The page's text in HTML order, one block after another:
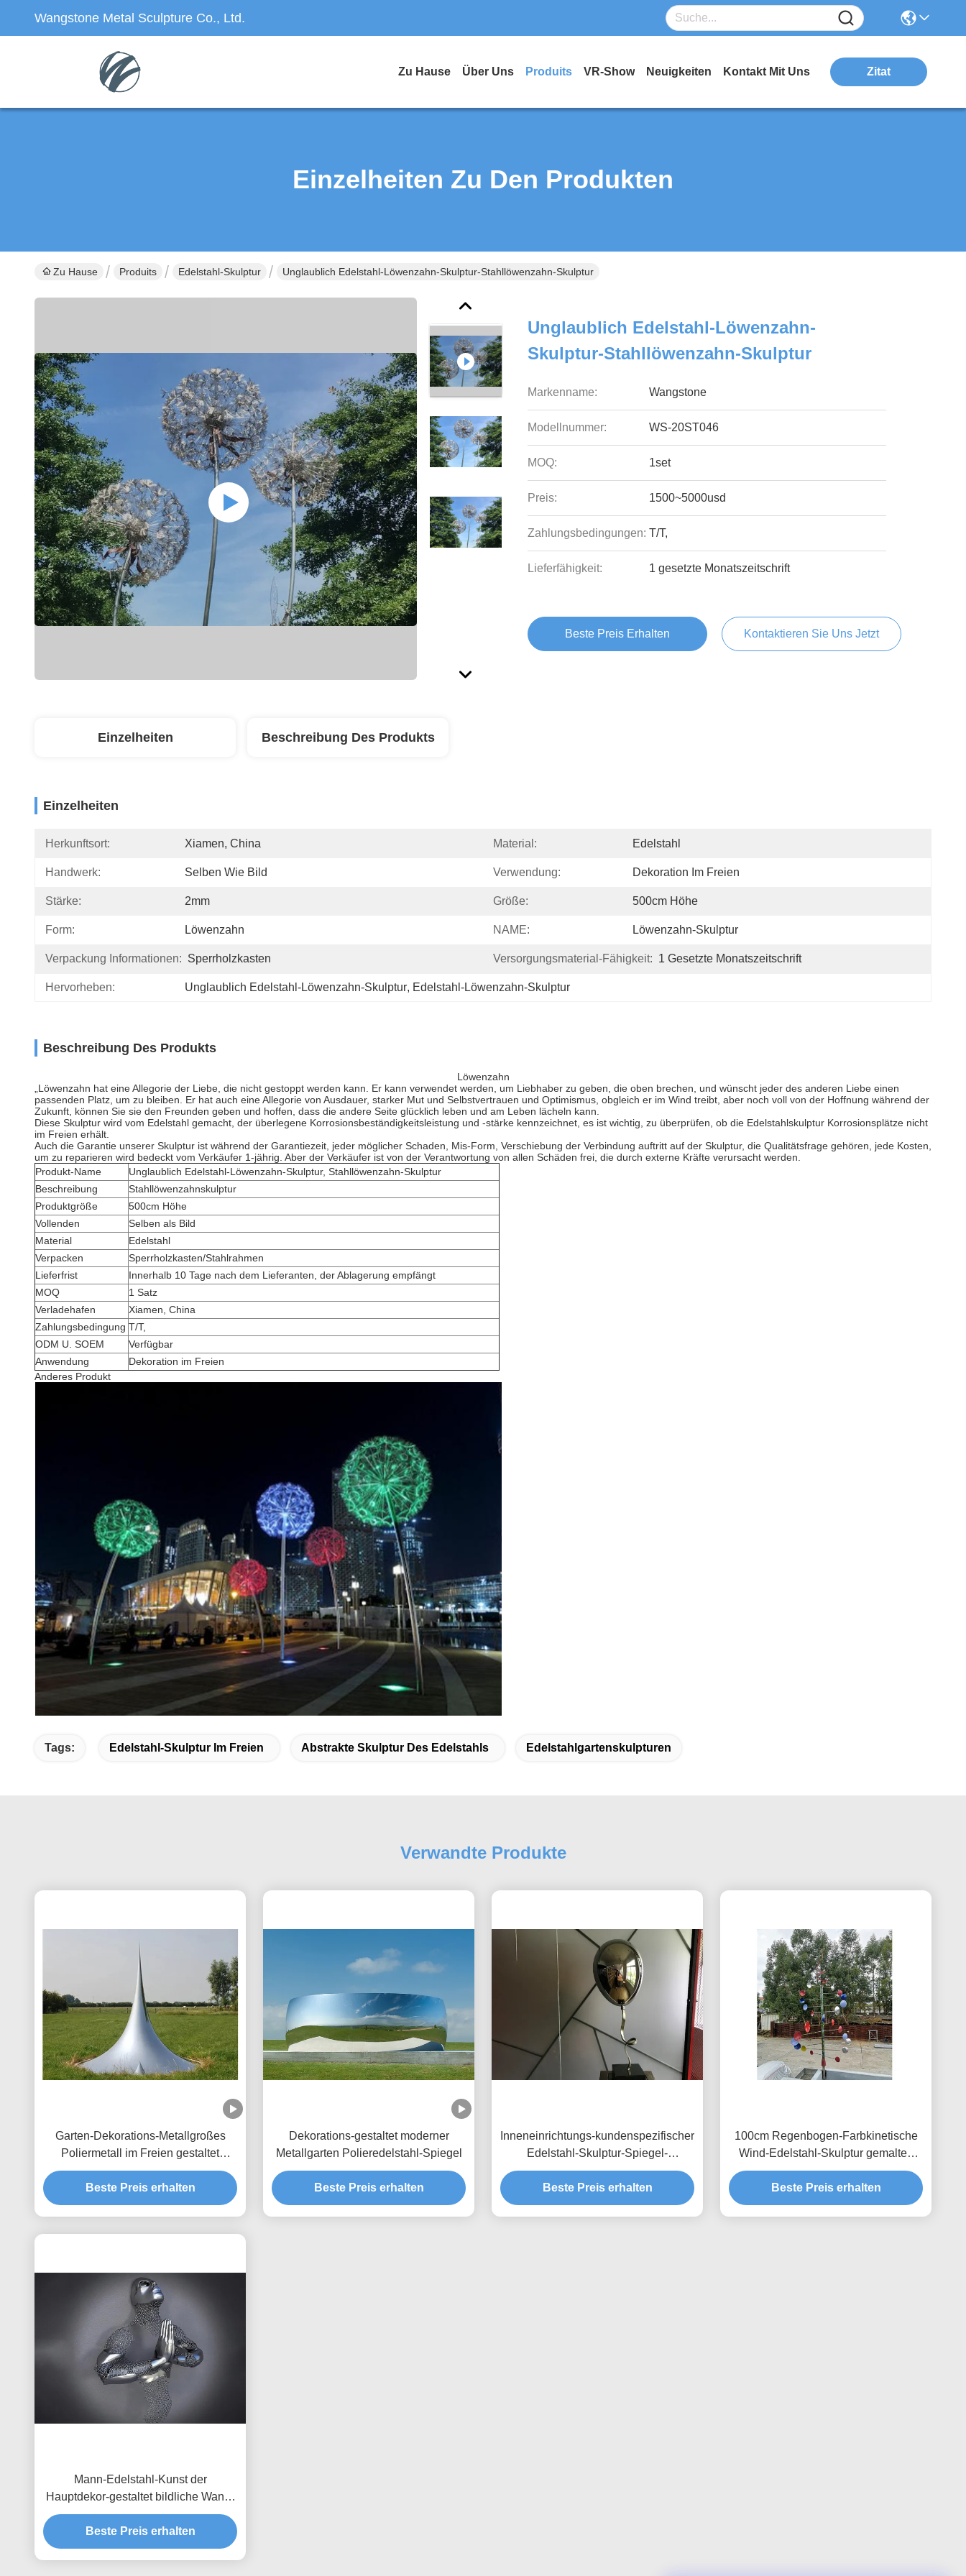
Wangstone Metal Sculpture Co., Ltd.
Zu Hause Über Uns Produits VR-Show Neuigkeiten Kontakt Mit Uns Zitat
Einzelheiten Zu Den Produkten
Zu Hause Produits Edelstahl-Skulptur Unglaublich Edelstahl-Löwenzahn-Skulptur-Stahllöwenzahn-Skulptur
Unglaublich Edelstahl-Löwenzahn-
Skulptur-Stahllöwenzahn-Skulptur
Markenname: Wangstone
Modellnummer: WS-20ST046
MOQ: 1set
Preis: 1500~5000usd
Zahlungsbedingungen: T/T,
Lieferfähigkeit: 1 gesetzte Monatszeitschrift
Beste Preis Erhalten Kontaktieren Sie Uns Jetzt
Einzelheiten Beschreibung Des Produkts
Einzelheiten
Herkunftsort: Xiamen, China Material: Edelstahl
Handwerk: Selben Wie Bild Verwendung: Dekoration Im Freien
Stärke: 2mm Größe: 500cm Höhe
Form: Löwenzahn NAME: Löwenzahn-Skulptur
Verpackung Informationen: Sperrholzkasten Versorgungsmaterial-Fähigkeit: 1 Gesetzte Monatszeitschrift
Hervorheben: Unglaublich Edelstahl-Löwenzahn-Skulptur, Edelstahl-Löwenzahn-Skulptur
Beschreibung Des Produkts
Löwenzahn
„Löwenzahn hat eine Allegorie der Liebe, die nicht gestoppt werden kann. Er kann verwendet werden, um Liebhaber zu geben, die oben brechen, und wünscht jeder des anderen Liebe einen
passenden Platz, um zu bleiben. Er hat auch eine Allegorie von Ausdauer, starker Mut und Selbstvertrauen und Optimismus, obgleich er im Wind treibt, aber noch voll von der Hoffnung während der
Zukunft, können Sie sie den Freunden geben und hoffen, dass die andere Seite glücklich leben und am Leben lächeln kann.
Diese Skulptur wird vom Edelstahl gemacht, der überlegene Korrosionsbeständigkeitsleistung und -stärke kennzeichnet, es ist wichtig, zu überprüfen, ob die Edelstahlskulptur Korrosionsplätze nicht
im Freien erhält.
Auch die Garantie unserer Skulptur ist während der Garantiezeit, jeder möglicher Schaden, Mis-Form, Verschiebung der Verbindung auftritt auf der Skulptur, die Qualitätsfrage gehören, jede Kosten,
um zu reparieren wird bedeckt vom Verkäufer 1-jährig. Aber der Verkäufer ist von der Verantwortung von allen Schäden frei, die durch externe Kräfte verursacht werden.
Produkt-Name
Unglaublich Edelstahl-Löwenzahn-Skulptur, Stahllöwenzahn-Skulptur
Beschreibung
Stahllöwenzahnskulptur
Produktgröße
500cm Höhe
Vollenden
Selben als Bild
Material
Edelstahl
Verpacken
Sperrholzkasten/Stahlrahmen
Lieferfrist
Innerhalb 10 Tage nach dem Lieferanten, der Ablagerung empfängt
MOQ
1 Satz
Verladehafen
Xiamen, China
Zahlungsbedingung T/T,
ODM U. SOEM
Verfügbar
Anwendung
Dekoration im Freien
Anderes Produkt
Tags: Edelstahl-Skulptur Im Freien Abstrakte Skulptur Des Edelstahls Edelstahlgartenskulpturen
Verwandte Produkte
Garten-Dekorations-Metallgroßes
Poliermetall im Freien gestaltet
Tropfen-Skulptur
Beste Preis erhalten
Dekorations-gestaltet moderner
Metallgarten Polieredelstahl-Spiegel
Beste Preis erhalten
Inneneinrichtungs-kundenspezifischer
Edelstahl-Skulptur-Spiegel-
Polierballon
Beste Preis erhalten
100cm Regenbogen-Farbkinetische
Wind-Edelstahl-Skulptur gemaltes
Ende
Beste Preis erhalten
Mann-Edelstahl-Kunst der
Hauptdekor-gestaltet bildliche Wand-
3d mattes Finish
Beste Preis erhalten